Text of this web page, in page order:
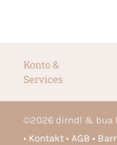
Konto &
Services
©2026 dirndl & bua
Kontakt
AGB